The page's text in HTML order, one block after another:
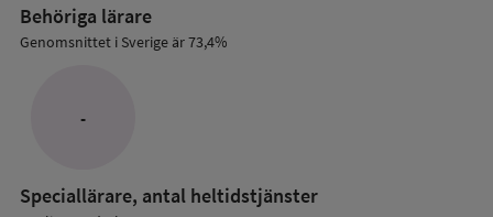
Behöriga lärare
Genomsnittet i Sverige är 73,4%
-
Speciallärare, antal heltidstjänster